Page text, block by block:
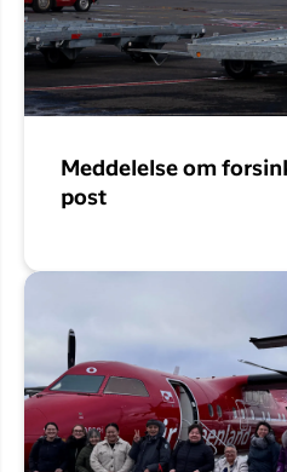
Meddelelse om
post